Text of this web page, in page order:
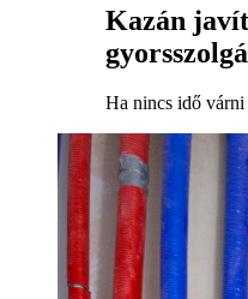
Kazán
Ha nincs idő várni